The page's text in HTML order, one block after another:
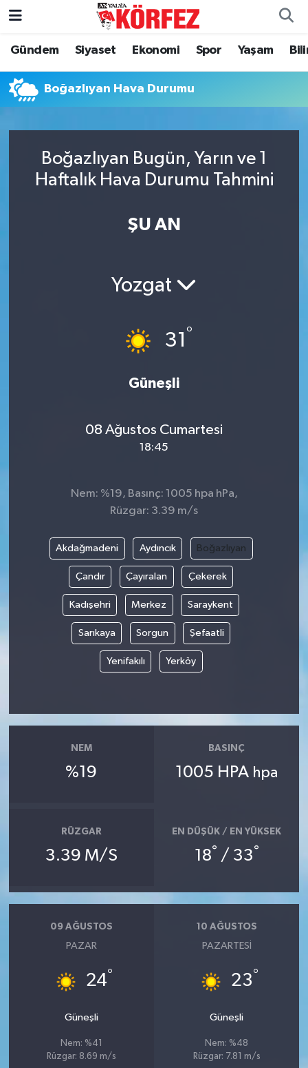
Gündem Siyaset Ekonomi Spor Yaşam
Boğazlıyan Hava Durumu
Boğazlıyan Bugün, Yarın ve 1
Haftalık Hava Durumu Tahmini
ŞU AN
Yozgat
31 °
Güneşli
08 Ağustos Cumartesi
18:45
Nem: %19, Basınç: 1005 hpa hPa,
Rüzgar: 3.39 m/s
Akdağmadeni Aydıncık Boğazlıyan
Çandır Çayıralan Çekerek
Kadışehri Merkez Saraykent
Sarıkaya Sorgun Şefaatli
Yenifakılı Yerköy
NEM
%19
BASINÇ
1005 HPA hpa
RÜZGAR
3.39 M/S
EN DÜŞÜK / EN YÜKSEK
18° / 33°
09 AĞUSTOS
PAZAR
24°
Güneşli
Nem: %41
Rüzgar: 8.69 m/s
10 AĞUSTOS
PAZARTESI
23°
Güneşli
Nem: %48
Rüzgar: 7.81 m/s
Gündem
Siyaset
Ekonomi
Kültür ve Sanat
Sivil Toplum
Bilim ve Teknoloji
Nöbetçi Eczaneler
Hava Durumu
Süper Lig Puan Durumu ve Fikstür
Son Dakika Haberleri